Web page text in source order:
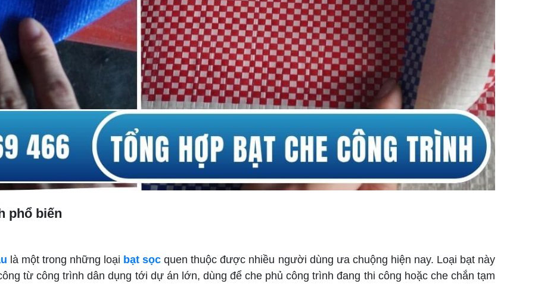
phổ biến
là một trong những loại bạt sọc quen thuộc được nhiều người dùng ưa chuộng hiện nay. Loại bạt này
từ công trình dân dụng tới dự án lớn, dùng để che phủ công trình đang thi công hoặc che chắn tạm